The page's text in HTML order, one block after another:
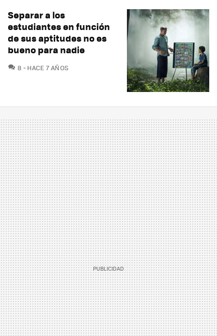
Separar a los
estudiantes en función
de sus aptitudes no es
bueno para nadie
8 COMENTARIOS
HACE 7 AÑOS